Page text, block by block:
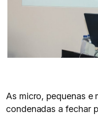
As micro, pequenas e
condenadas a fechar